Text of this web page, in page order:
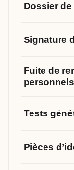
Dossier
Signature
Fuite de
Tests
Pièces